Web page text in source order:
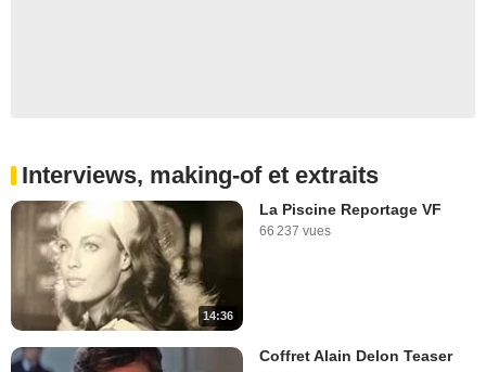
Interviews, making-of et extraits
14:36
La Piscine Reportage VF
66 237 vues
Coffret Alain Delon Teaser